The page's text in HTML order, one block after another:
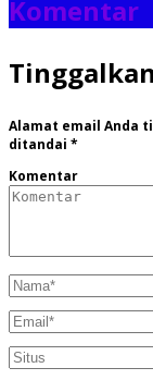
Komentar
Alamat email Anda
ditandai *
Komentar